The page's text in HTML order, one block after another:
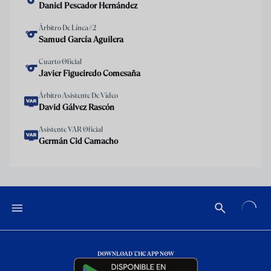
Daniel Pescador Hernández
Árbitro De Línea#2
Samuel García Aguilera
Cuarto Oficial
Javier Figueiredo Comesaña
Árbitro Asistente De Vídeo
David Gálvez Rascón
Asistente VAR Oficial
Germán Cid Camacho
DOWNLOAD THE APP NOW